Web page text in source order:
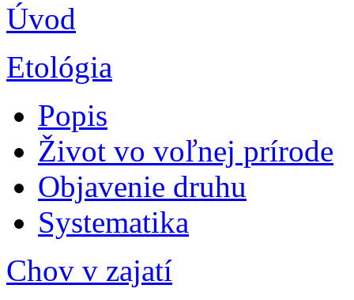
Úvod
Etológia
Popis
Život vo voľnej prírode
Objavenie druhu
Systematika
Chov v zajatí